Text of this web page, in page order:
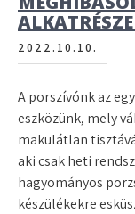
2022.10.10.
A porszívónk az
eszközünk, mely
makulátlan
aki csak heti
hagyományos
készülékekre